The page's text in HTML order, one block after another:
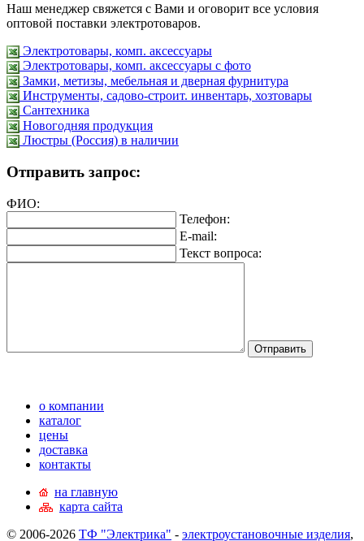
Наш менеджер свяжется с Вами и оговорит все условия
оптовой поставки электротоваров.
Электротовары, комп. аксессуары
Электротовары, комп. аксессуары с фото
Замки, метизы, мебельная и дверная фурнитура
Инструменты, садово-строит. инвентарь, хозтовары
Сантехника
Новогодняя продукция
Люстры (Россия) в наличии
Отправить запрос:
ФИО:
Телефон:
E-mail:
Текст вопроса:
о компании
каталог
цены
доставка
контакты
на главную
карта сайта
© 2006-2026 ТФ "Электрика" - электроустановочные изделия,